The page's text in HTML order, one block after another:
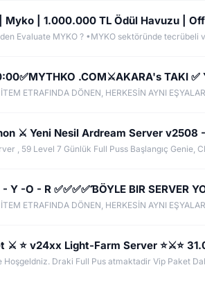
Myko | 1.000.000 TL Ödül Havuzu |
⚔️ Yeni Nesil Ardream Server v2508
, 59 Level 7 Günlük Full Puss Başlangıç Genie,
Y -O - R ✅✅✅✅ƁÖYLE BIR SERVER